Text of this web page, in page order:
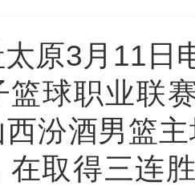
3月11日
篮球职业联
汾酒男篮
在取得三连